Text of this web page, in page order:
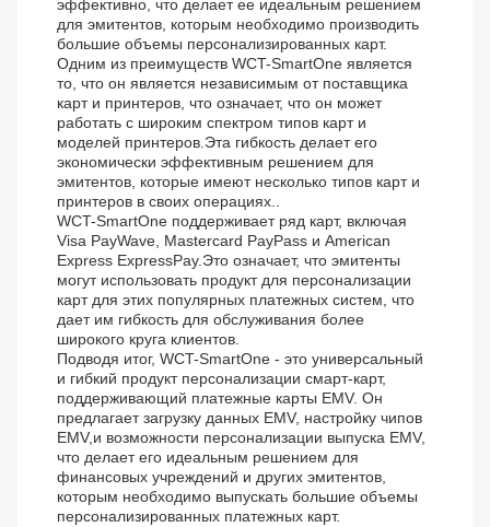
эффективно, что делает ее идеальным решением
для эмитентов, которым необходимо производить
большие объемы персонализированных карт.
Одним из преимуществ WCT-SmartOne является
то, что он является независимым от поставщика
карт и принтеров, что означает, что он может
работать с широким спектром типов карт и
моделей принтеров.Эта гибкость делает его
экономически эффективным решением для
эмитентов, которые имеют несколько типов карт и
принтеров в своих операциях..
WCT-SmartOne поддерживает ряд карт, включая
Visa PayWave, Mastercard PayPass и American
Express ExpressPay.Это означает, что эмитенты
могут использовать продукт для персонализации
карт для этих популярных платежных систем, что
дает им гибкость для обслуживания более
широкого круга клиентов.
Подводя итог, WCT-SmartOne - это универсальный
и гибкий продукт персонализации смарт-карт,
поддерживающий платежные карты EMV. Он
предлагает загрузку данных EMV, настройку чипов
EMV,и возможности персонализации выпуска EMV,
что делает его идеальным решением для
финансовых учреждений и других эмитентов,
которым необходимо выпускать большие объемы
персонализированных платежных карт.